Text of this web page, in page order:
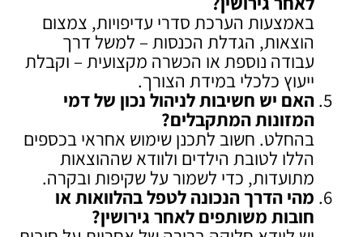
באמצעות הערכת סדרי עדיפויות, צמצום
הוצאות, הגדלת הכנסות – למשל דרך
עבודה נוספת או הכשרה מקצועית – וקבלת
ייעוץ כלכלי במידת הצורך.
האם יש חשיבות לניהול נכון של דמי
המזונות המתקבלים?
בהחלט. חשוב לתכנן שימוש אחראי בכספים
הללו לטובת הילדים ולוודא שההוצאות
מתועדות, כדי לשמור על שקיפות ובקרה.
מהי הדרך הנכונה לטפל בהלוואות או
חובות משותפים לאחר גירושין?